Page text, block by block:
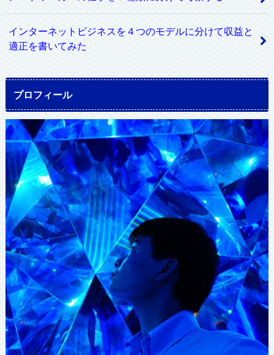
インターネットビジネスを４つのモデルに分けて収益と
適正を書いてみた
プロフィール